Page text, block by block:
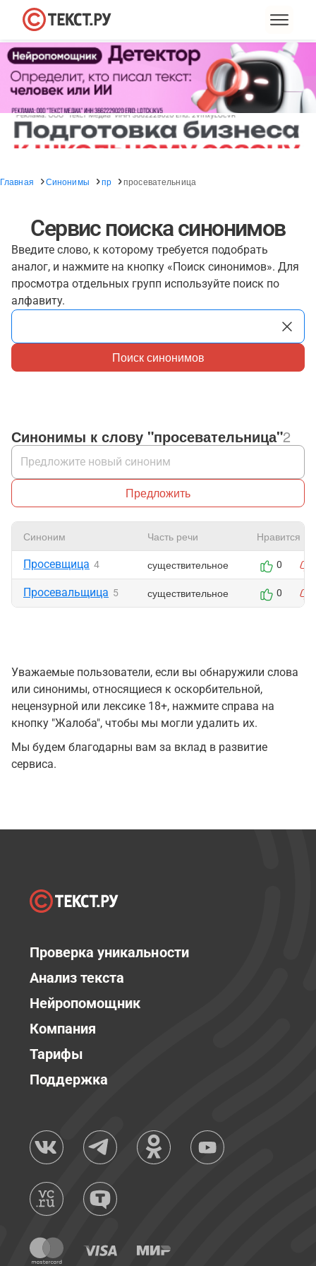
Главная Синонимы пр просевательница
Сервис поиска синонимов
Введите слово, к которому требуется подобрать
аналог, и нажмите на кнопку «Поиск синонимов». Для
просмотра отдельных групп используйте поиск по
алфавиту.
Поиск синонимов
Синонимы к слову "просевательница"2
Предложить
Синоним Часть речи Нравится
Просевщица 4 существительное 0
Просевальщица 5 существительное 0
Уважаемые пользователи, если вы обнаружили слова
или синонимы, относящиеся к оскорбительной,
нецензурной или лексике 18+, нажмите справа на
кнопку "Жалоба", чтобы мы могли удалить их.
Мы будем благодарны вам за вклад в развитие
сервиса.
Проверка уникальности
Анализ текста
Нейропомощник
Компания
Тарифы
Поддержка